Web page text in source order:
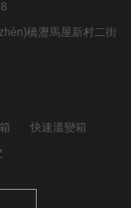
橋瀝馬屋新村二街
快速溫變箱